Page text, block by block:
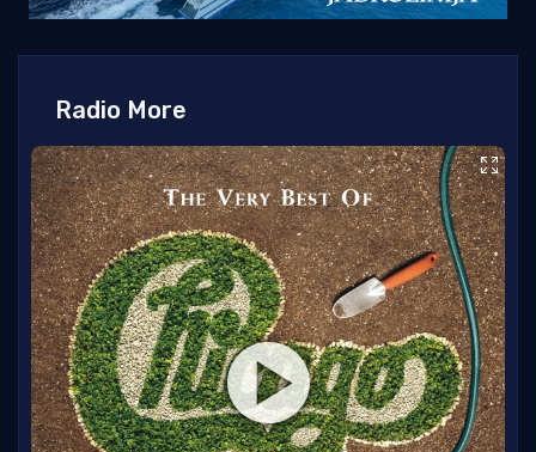
Radio More